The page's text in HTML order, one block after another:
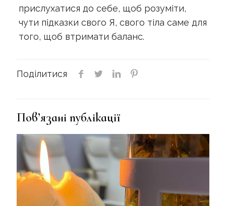
прислухатися до себе, щоб розуміти,
чути підказки свого Я, свого тіла саме для
того, щоб втримати баланс.
Поділитися
Пов’язані публікації